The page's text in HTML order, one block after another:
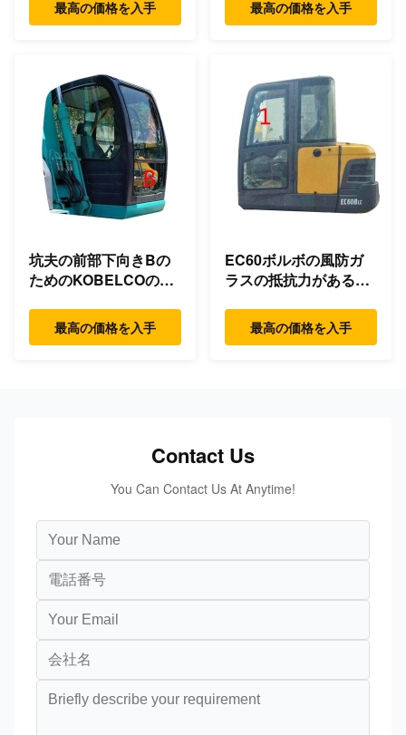
最高の価格を入手 最高の価格を入手
坑夫の前部下向きBの
ためのKOBELCOの風
ラス最高の価格を入手
EC60ボルボの風防ガ
ラスの抵抗力があるガ
の曲がること
最高の価格を入手
Contact Us
You Can Contact Us At Anytime!